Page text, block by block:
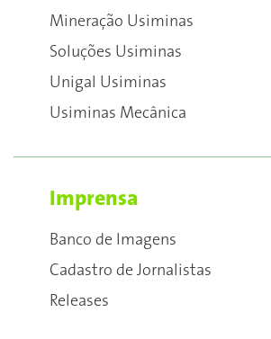
Mineração Usiminas
Soluções Usiminas
Unigal Usiminas
Usiminas Mecânica
Imprensa
Banco de Imagens
Cadastro de Jornalistas
Releases